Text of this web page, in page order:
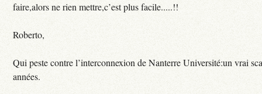
faire,alors ne rien mettre,c’est plus facile.....!!
Roberto,
Qui peste contre l’interconnexion de Nanterre Université:un vrai
années.